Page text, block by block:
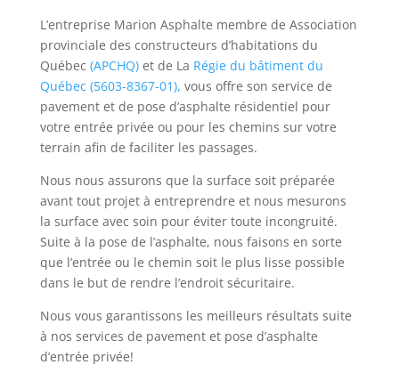
L’entreprise Marion Asphalte membre de Association
provinciale des constructeurs d’habitations du
Québec (APCHQ) et de La Régie du bâtiment du
Québec (5603-8367-01), vous offre son service de
pavement et de pose d’asphalte résidentiel pour
votre entrée privée ou pour les chemins sur votre
terrain afin de faciliter les passages.
Nous nous assurons que la surface soit préparée
avant tout projet à entreprendre et nous mesurons
la surface avec soin pour éviter toute incongruité.
Suite à la pose de l’asphalte, nous faisons en sorte
que l’entrée ou le chemin soit le plus lisse possible
dans le but de rendre l’endroit sécuritaire.
Nous vous garantissons les meilleurs résultats suite
à nos services de pavement et pose d’asphalte
d’entrée privée!